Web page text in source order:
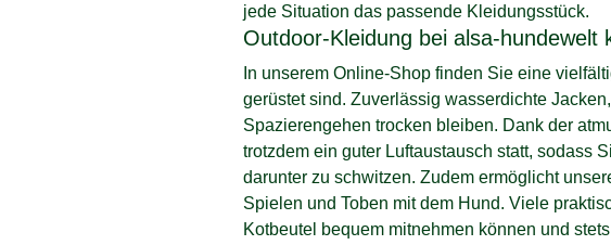
jede Situation das passende Kleidungsstück.
Outdoor-Kleidung bei alsa-hundewelt
In unserem Online-Shop finden Sie eine
gerüstet sind. Zuverlässig wasserdichte
Spazierengehen trocken bleiben. Dank der
trotzdem ein guter Luftaustausch statt, sodass
darunter zu schwitzen. Zudem ermöglicht
Spielen und Toben mit dem Hund. Viele
Kotbeutel bequem mitnehmen können und